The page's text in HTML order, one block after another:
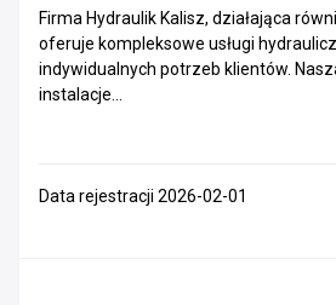
Firma Hydraulik Kalisz, działająca
oferuje kompleksowe usługi
indywidualnych potrzeb klientów.
instalacje...
Data rejestracji 2026-02-01